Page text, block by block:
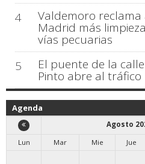
4
Valdemoro
Madrid más
vías pecuarias
5
El puente de la
Pinto abre al tráfico
Agenda
Agosto
Lun
Mar Mie Jue